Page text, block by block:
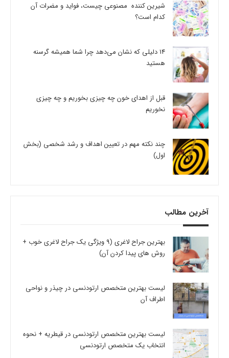
شیرین کننده مصنوعی چیست، فواید و مضرات آن
کدام است؟
14 دلیلی که نشان می‌دهد چرا شما همیشه گرسنه
هستید
قبل از اهدای خون چه چیزی بخوریم و چه چیزی
نخوریم
چند نکته مهم در تعیین اهداف و رشد شخصی (بخش
اول)
آخرین مطالب
بهترین جراح لاغری (9 ویژگی یک جراح لاغری خوب +
روش های پیدا کردن آن)
لیست بهترین متخصص ارتودنسی در چیذر و نواحی
اطراف آن
لیست بهترین متخصص ارتودنسی در قیطریه + نحوه
انتخاب یک متخصص ارتودنسی